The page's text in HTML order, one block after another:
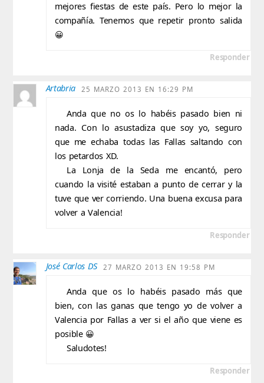
mejores fiestas de este país. Pero lo mejor la
compañía. Tenemos que repetir pronto salida
😀
Responder
Artabria 25 MARZO 2013 EN 16:29 PM
Anda que no os lo habéis pasado bien ni
nada. Con lo asustadiza que soy yo, seguro
que me echaba todas las Fallas saltando con
los petardos XD.
La Lonja de la Seda me encantó, pero
cuando la visité estaban a punto de cerrar y la
tuve que ver corriendo. Una buena excusa para
volver a Valencia!
Responder
José Carlos DS 27 MARZO 2013 EN 19:58 PM
Anda que os lo habéis pasado más que
bien, con las ganas que tengo yo de volver a
Valencia por Fallas a ver si el año que viene es
posible 😀
Saludotes!
Responder